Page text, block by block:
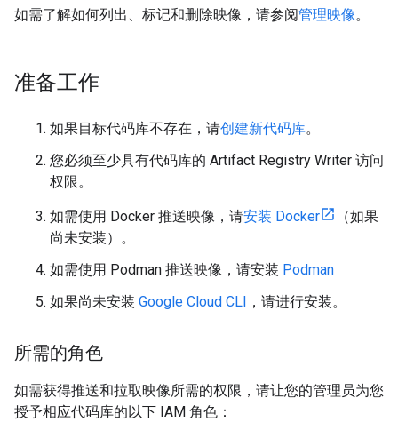
如需了解如何列出、标记和删除映像，请参阅管理映像。
准备工作
如果目标代码库不存在，请创建新代码库。
您必须至少具有代码库的 Artifact Registry Writer 访问
权限。
如需使用 Docker 推送映像，请安装 Docker
（如果
尚未安装）。
如需使用 Podman 推送映像，请安装 Podman
如果尚未安装 Google Cloud CLI ，请进行安装。
所需的角色
如需获得推送和拉取映像所需的权限，请让您的管理员为您
授予相应代码库的以下 IAM 角色：